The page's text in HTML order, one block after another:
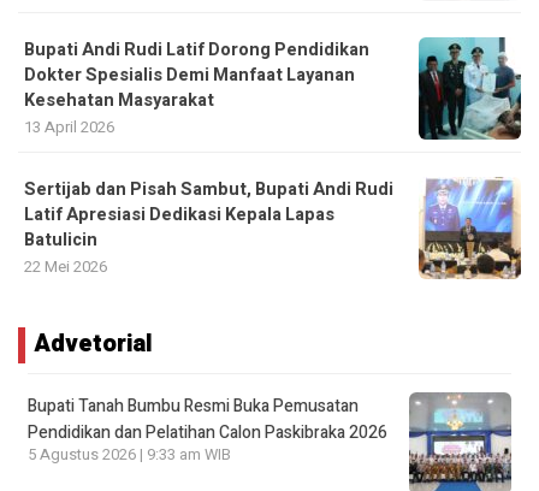
Bupati Andi Rudi Latif Dorong Pendidikan
Dokter Spesialis Demi Manfaat Layanan
Kesehatan Masyarakat
13 April 2026
Sertijab dan Pisah Sambut, Bupati Andi Rudi
Latif Apresiasi Dedikasi Kepala Lapas
Batulicin
22 Mei 2026
Advetorial
Bupati Tanah Bumbu Resmi Buka Pemusatan
Pendidikan dan Pelatihan Calon Paskibraka 2026
5 Agustus 2026 | 9:33 am WIB